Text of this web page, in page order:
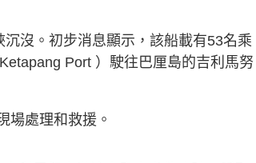
沒。初步消息顯示，該船載有53名乘
Port ）駛往巴厘島的吉利馬努
場處理和救援。